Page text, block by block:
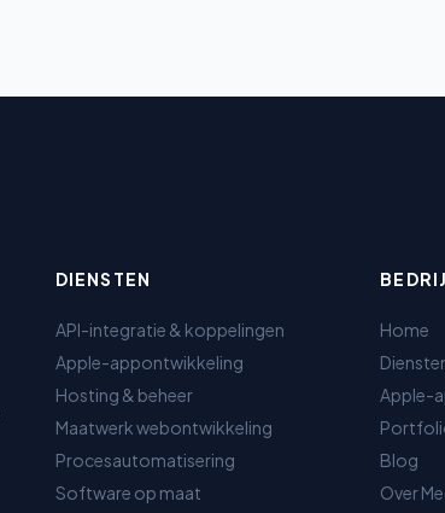
DIENSTEN
API-integratie & koppelingen
Apple-appontwikkeling
Hosting & beheer
Maatwerk webontwikkeling
Procesautomatisering
Software op maat
Home
Apple-
Blog
Over